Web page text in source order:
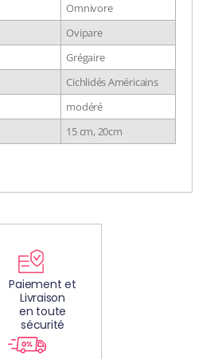
Omnivore
Ovipare
Grégaire
Cichlidés Américains
modéré
15 cm, 20cm
Paiement et
Livraison
en toute
sécurité